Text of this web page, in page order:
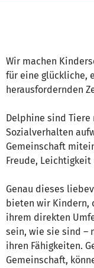
Wir machen
für eine glückliche,
herausfordernden
Delphine sind
Sozialverhalten
Gemeinschaft
Freude,
Genau dieses
bieten wir Kindern,
ihrem direkten
sein, wie sie sind –
ihren Fähigkeiten.
Gemeinschaft,